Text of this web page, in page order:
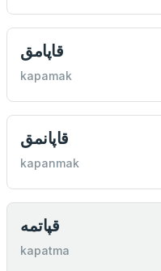
قاپامق
kapamak
قاپانمق
kapanmak
قپاتمه
kapatma